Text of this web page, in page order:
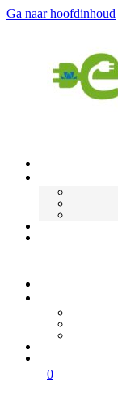
Ga naar hoofdinhoud
0